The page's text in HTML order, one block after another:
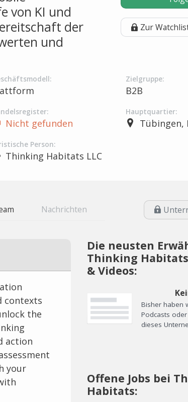
von KI und
der
und
Zur
Zielgruppe:
B2B
Nicht gefunden
Hauptquartier:
Tübingen,
Person:
Thinking Habitats LLC
Nachrichten
contexts
the
action
your
Die neusten
Thinking
& Videos:
Bisher haben
Podcasts
dieses
Offene Jobs bei
Habitats: